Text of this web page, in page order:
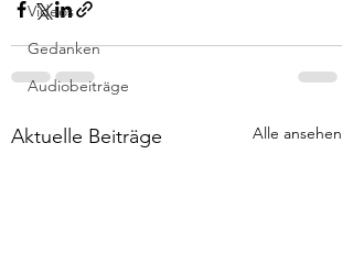
Videos
Gedanken
Audiobeiträge
Aktuelle Beiträge Alle ansehen